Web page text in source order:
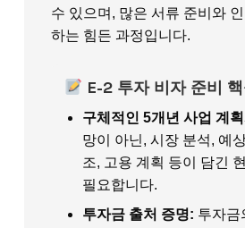
수 있으며, 많은 서류 준비와
하는 힘든 과정입니다.
E-2 투자 비자 준비
구체적인 5개년 사업 계
망이 아닌, 시장 분석, 예
조, 고용 계획 등이 담긴
필요합니다.
투자금 출처 증명: 투자금